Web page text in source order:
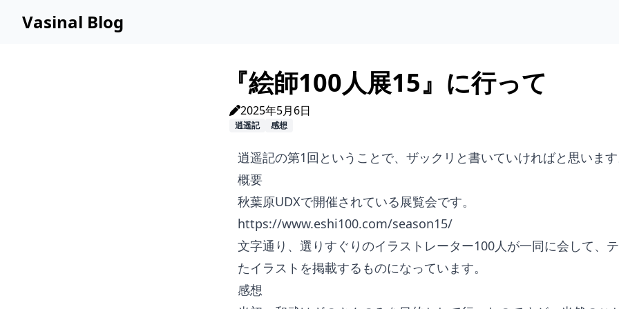
Vasinal Blog
『絵師100人展15』に行って
2025年5月6日
逍遥記 感想
逍遥記の第1回ということで、ザックリと書いていければと思います
概要
秋葉原UDXで開催されている展覧会です。
https://www.eshi100.com/season15/
文字通り、選りすぐりのイラストレーター100人が一同に会して、
たイラストを掲載するものになっています。
感想